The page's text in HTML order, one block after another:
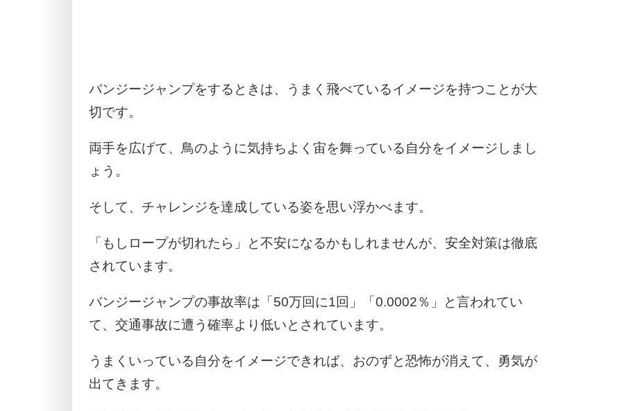
バンジージャンプをするときは、うまく飛べているイメージを持つことが大
切です。
両手を広げて、鳥のように気持ちよく宙を舞っている自分をイメージしまし
ょう。
そして、チャレンジを達成している姿を思い浮かべます。
「もしロープが切れたら」と不安になるかもしれませんが、安全対策は徹底
されています。
バンジージャンプの事故率は「50万回に1回」「0.0002％」と言われてい
て、交通事故に遭う確率より低いとされています。
うまくいっている自分をイメージできれば、おのずと恐怖が消えて、勇気が
出てきます。